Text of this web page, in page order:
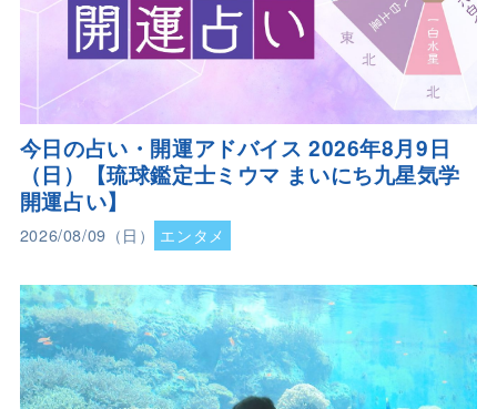
今日の占い・開運アドバイス 2026年8月9日
（日）【琉球鑑定士ミウマ まいにち九星気学
開運占い】
2026/08/09（日） エンタメ